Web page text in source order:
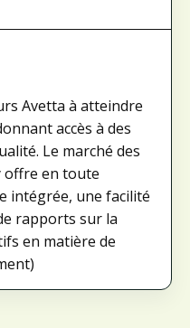
Avetta à atteindre
accès à des
Le marché des
offre en toute
intégrée, une facilité
rapports sur la
en matière de